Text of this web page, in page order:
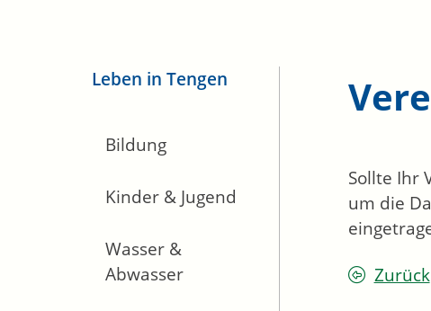
Leben in Tengen
Bildung
Kinder & Jugend
Wasser &
Abwasser
Sollte Ihr
um die
Zurück